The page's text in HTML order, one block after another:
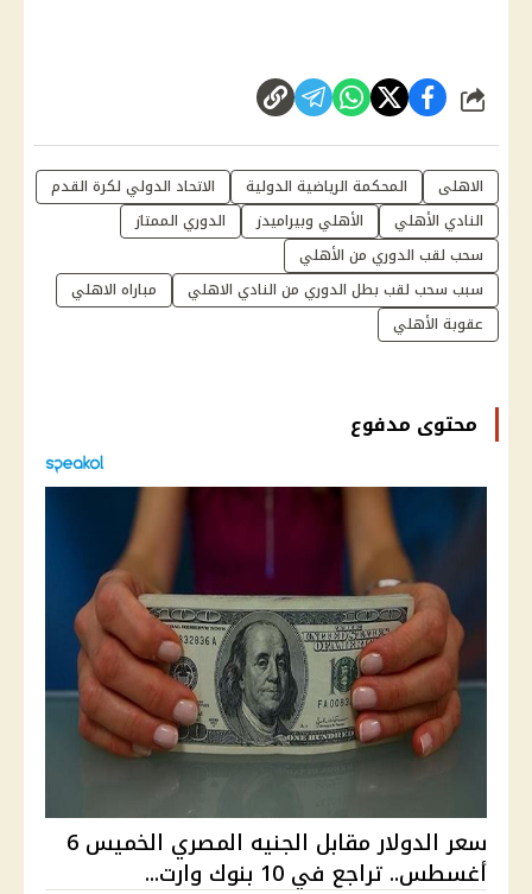
شارك
الاهلى المحكمة الرياضية الدولية
الاتحاد الدولي لكرة القدم
النادي الأهلي
الأهلي وبيراميدز
الدوري الممتاز
سحب لقب الدوري من الأهلي
سبب سحب لقب بطل الدوري من النادي الاهلي
مباراه الاهلي
عقوبة الأهلي
محتوى مدفوع
سعر الدولار مقابل الجنيه المصري الخميس 6
أغسطس.. تراجع في 10 بنوك وارت...